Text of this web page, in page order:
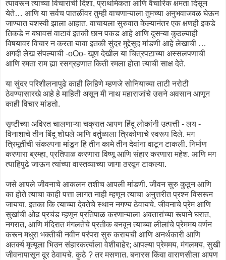
त्यावरून त्याच्या विचारांची दिशा, प्राथमिकता आणि वैचारिक क्षमता दिसून
येते… आणि या सर्वच पातळींवर तुम्ही वाचणाऱ्याला तुमच्या अनुभवाजवळ घेऊन
जाण्यात यशस्वी झाला आहात. वाचायला सुरुवात केल्यानंतर एक क्षणही इकडे
तिकडे न बघावसं वाटावं इतकी छान पकड आहे आणि दुसऱ्या कुठल्याही
विषयावर विचार न करता यावा इतकी सुंदर मुद्देसूद मांडणी आहे लेखाची …
अगदी लेख संपल्याची -oOo- खूण देखील या चित्रपटाच्या अस्सलपणाची
आणि रमता राम ह्या रसग्रहणात किती रमला होता त्याची साक्ष देते.
या सुंदर परिशीलनापुढे काही लिहिणे म्हणजे सोनियाच्या ताटी नरोटी
ठेवण्यासारखे आहे हे माहिती असून मी नाथ महाराजांचे उसने अवसान आणून
काही विचार मांडतो.
सृष्टीच्या अविरत चालणाऱ्या चक्रात आपण हिंदू लोकांनी उत्पत्ती - लय -
विनाशाचे तीन बिंदू शोधले आणि वर्तुळाला त्रिकोणाचे स्वरूप दिले. मग
त्रिमूर्तीची संकल्पना मांडून हि तीन कामे तीन देवांना वाटून टाकली. निर्माण
करणारा ब्रम्हा, प्रतिपाळ करणारा विष्णू आणि संहार करणारा महेश. आणि मग
त्याहिपुढे जाऊन त्यांच्या वास्तव्याच्या जागा ठरवून टाकल्या.
जसे आपले जीवनाचे आकलन तशीच आपली मांडणी. जीवन सुरु कुठून आणि
का होते त्याचा काही पत्ता लागत नाही म्हणून त्याचा अनुत्तरीत प्रश्न विसरून
जायचा, इतका कि त्याच्या देवतेचे स्थान नगण्य ठेवायचे. जीवनाचे प्रेम आणि
सुखांची ओढ प्रचंड म्हणून प्रतिपाळ करणाऱ्याला अवतारांच्या रूपाने घरात,
नगरात, आणि मंदिरात मंगलतेचे प्रतीक बनवून त्याच्या लीलांचे प्रेममय वर्णन
करून मधुरा भक्तीची नवीन परंपरा सुरु करायची आणि अनर्थकारी आणि
अतर्क्य मृत्यूला भिउन संहारकर्त्याला वेशीबाहेर; आपल्या प्रेममय, मंगलमय, सुखी
जीवनापासून दूर ठेवायचे. कुठे ? तर मसणात. बनारस किंवा वाराणसीला आपण